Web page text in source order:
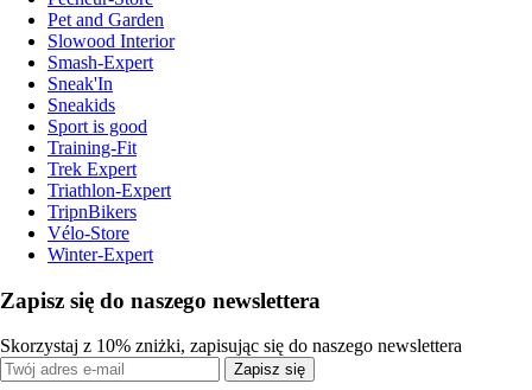
Pet and Garden
Slowood Interior
Smash-Expert
Sneak'In
Sneakids
Sport is good
Training-Fit
Trek Expert
Triathlon-Expert
TripnBikers
Vélo-Store
Winter-Expert
Zapisz się do naszego newslettera
Skorzystaj z 10% zniżki, zapisując się do naszego newslettera
Zapisz się